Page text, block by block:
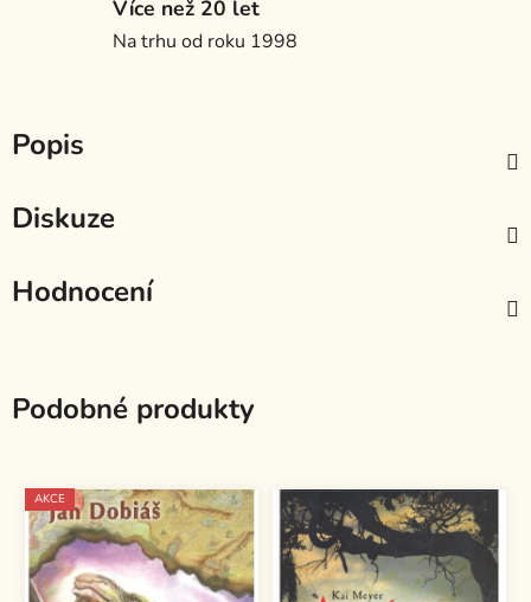
Více než 20 let
Na trhu od roku 1998
Popis
Diskuze
Hodnocení
Podobné produkty
AKCE